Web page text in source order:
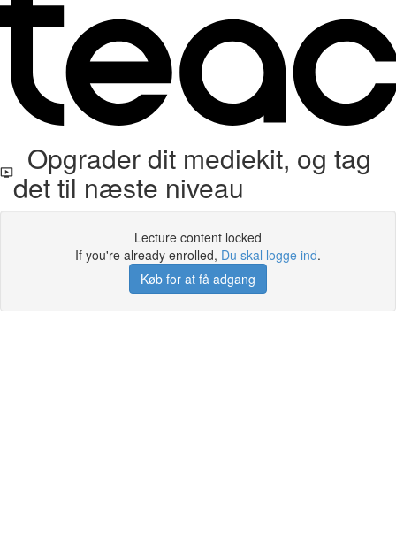
Opgrader dit mediekit, og tag
det til næste niveau
Lecture content locked
If you're already enrolled, Du skal logge ind.
Køb for at få adgang